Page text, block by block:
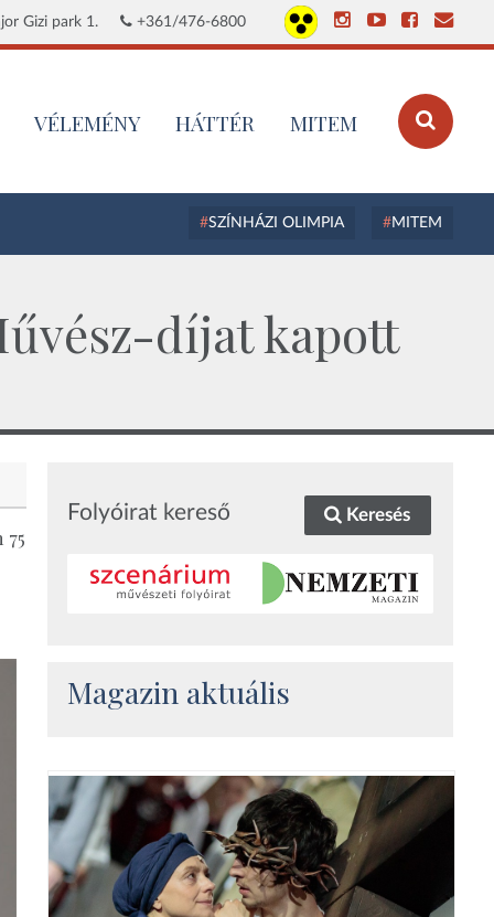
Gizi park 1. +361/476-6800
VÉLEMÉNY HÁTTÉR MITEM
SZÍNHÁZI OLIMPIA MITEM
díjat kapott
Folyóirat kereső Keresés
Magazin aktuális